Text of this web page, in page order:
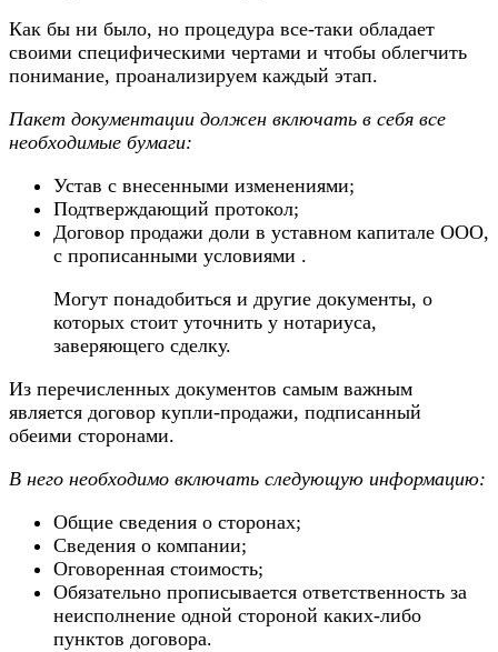
Как бы ни было, но процедура все-таки обладает
своими специфическими чертами и чтобы облегчить
понимание, проанализируем каждый этап.
Пакет документации должен включать в себя все
необходимые бумаги:
Устав с внесенными изменениями;
Подтверждающий протокол;
Договор продажи доли в уставном капитале ООО,
с прописанными условиями .
Могут понадобиться и другие документы, о
которых стоит уточнить у нотариуса,
заверяющего сделку.
Из перечисленных документов самым важным
является договор купли-продажи, подписанный
обеими сторонами.
В него необходимо включать следующую информацию:
Общие сведения о сторонах;
Сведения о компании;
Оговоренная стоимость;
Обязательно прописывается ответственность за
неисполнение одной стороной каких-либо
пунктов договора.